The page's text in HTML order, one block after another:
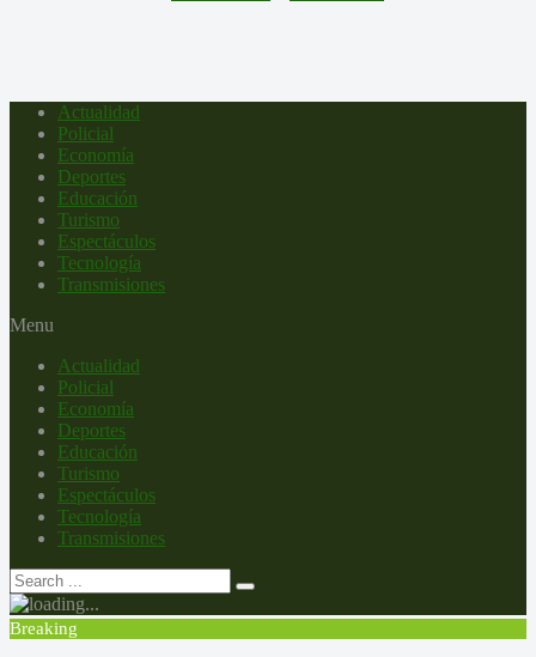
Actualidad
Policial
Economía
Deportes
Educación
Turismo
Espectáculos
Tecnología
Transmisiones
Menu
Actualidad
Policial
Economía
Deportes
Educación
Turismo
Espectáculos
Tecnología
Transmisiones
Breaking